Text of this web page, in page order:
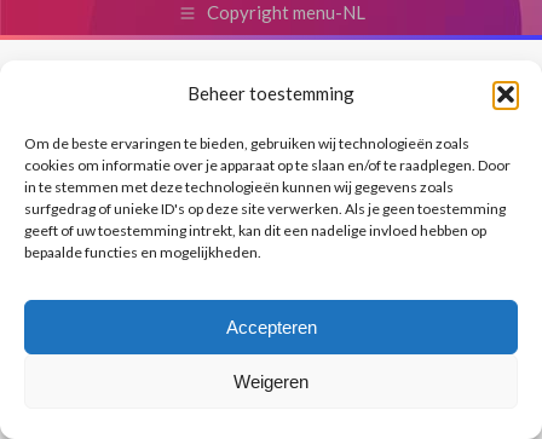
Beheer toestemming
Om de beste ervaringen te bieden, gebruiken wij technologieën zoals
cookies om informatie over je apparaat op te slaan en/of te raadplegen. Door
in te stemmen met deze technologieën kunnen wij gegevens zoals
surfgedrag of unieke ID's op deze site verwerken. Als je geen toestemming
geeft of uw toestemming intrekt, kan dit een nadelige invloed hebben op
bepaalde functies en mogelijkheden.
Accepteren
Weigeren
Copyright menu-NL